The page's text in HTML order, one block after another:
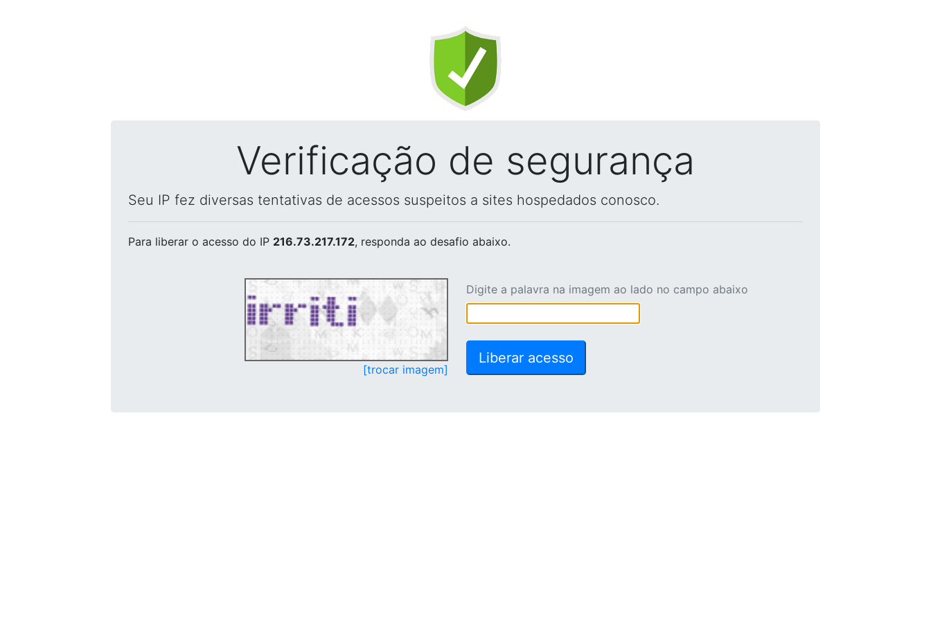
Verificação de segurança
Seu IP fez diversas tentativas de acessos suspeitos a sites hospedados conosco.
Para liberar o acesso do IP 216.73.217.172, responda ao desafio abaixo.
[trocar imagem]
Digite a palavra na imagem ao lado no campo abaixo